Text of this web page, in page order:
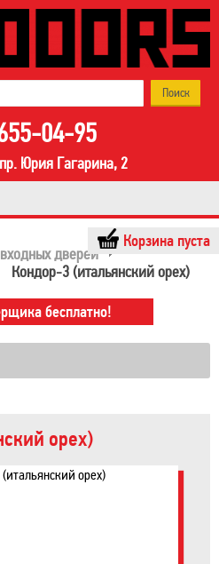
04-95
Юрия Гагарина, 2
Корзина пуста
дверей
Кондор-3 (итальянский орех)
орех)